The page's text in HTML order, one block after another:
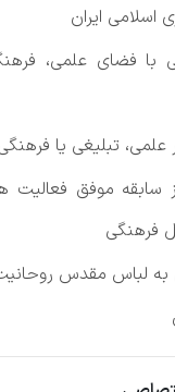
ایران
با فضای علمی،
تبلیغی یا
سابقه موفق
فرهنگی
به لباس مقدس